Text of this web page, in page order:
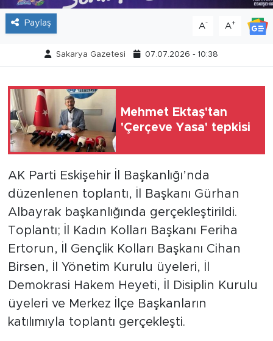
Paylaş A- A+
Sakarya Gazetesi 07.07.2026 - 10:38
Mehmet Ektaş'tan
'Çerçeve Yasa' tepkisi
AK Parti Eskişehir İl Başkanlığı’nda
düzenlenen toplantı, İl Başkanı Gürhan
Albayrak başkanlığında gerçekleştirildi.
Toplantı; İl Kadın Kolları Başkanı Feriha
Ertorun, İl Gençlik Kolları Başkanı Cihan
Birsen, İl Yönetim Kurulu üyeleri, İl
Demokrasi Hakem Heyeti, İl Disiplin Kurulu
üyeleri ve Merkez İlçe Başkanların
katılımıyla toplantı gerçekleşti.
Foto Şaka
Teknoloji